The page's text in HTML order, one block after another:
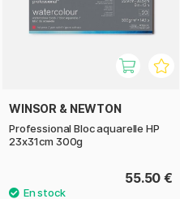
WINSOR & NEWTON
Professional Bloc aquarelle HP
23x31cm 300g
55.50 €